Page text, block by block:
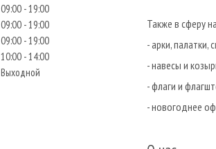
Также в сферу
- арки, палатки,
- навесы и
- флаги и
- новогоднее
09:00 19:00
09:00 19:00
09:00 19:00
10:00 14:00
Выходной